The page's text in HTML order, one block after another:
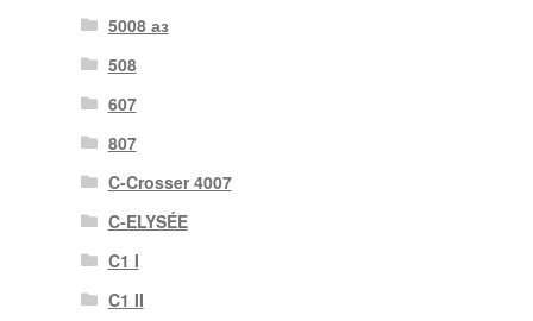
5008 аз
508
607
807
C-Crosser 4007
C-ELYSÉE
C1 I
C1 II